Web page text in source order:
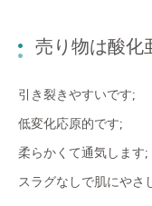
売り物は酸化
引き裂きやすいです;
低変化応原的です;
柔らかくて通気します;
スラグなしで肌にやさ